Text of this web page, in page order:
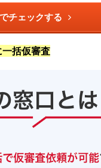
チェックする
括仮審査